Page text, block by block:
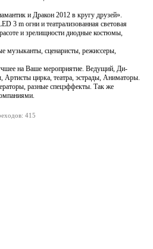
и Дракон 2012 в кругу друзей».
3 m огни и театрализованная световая
и зрелищности диодные костюмы,
музыканты, сценаристы, режиссеры,
на Ваше мероприятие. Ведущий, Ди-
цирка, театра, эстрады, Аниматоры.
разные спецэффекты. Так же
415